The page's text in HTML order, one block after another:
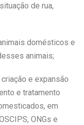
de rua,
domésticos e
animais;
e expansão
e tratamento
em
ONGs e